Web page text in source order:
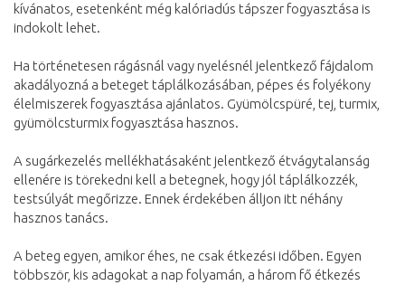
kívánatos, esetenként még kalóriadús tápszer fogyasztása is
indokolt lehet.
Ha történetesen rágásnál vagy nyelésnél jelentkező fájdalom
akadályozná a beteget táplálkozásában, pépes és folyékony
élelmiszerek fogyasztása ajánlatos. Gyümölcspüré, tej, turmix,
gyümölcsturmix fogyasztása hasznos.
A sugárkezelés mellékhatásaként jelentkező étvágytalanság
ellenére is törekedni kell a betegnek, hogy jól táplálkozzék,
testsúlyát megőrizze. Ennek érdekében álljon itt néhány
hasznos tanács.
A beteg egyen, amikor éhes, ne csak étkezési időben. Egyen
többször, kis adagokat a nap folyamán, a három fő étkezés